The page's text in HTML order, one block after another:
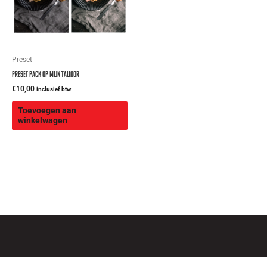
Preset
Preset Pack Op Mijn Talloor
€10,00 inclusief btw
Toevoegen aan
winkelwagen